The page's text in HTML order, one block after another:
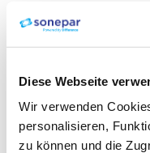
Diese Webseite
Wir verwenden
personalisieren,
zu können und die